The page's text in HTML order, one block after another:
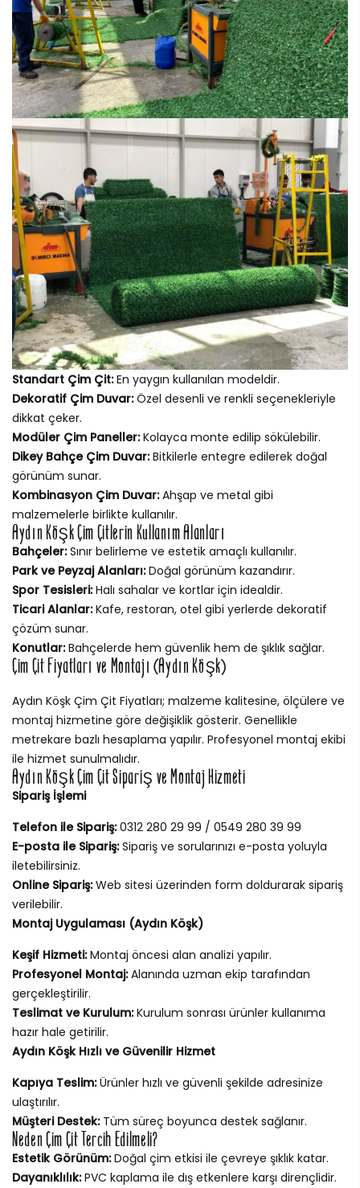
Standart Çim Çit:En yaygın kullanılan modeldir.
Dekoratif Çim Duvar:Özel desenli ve renkli seçenekleriyle
dikkat çeker.
Modüler Çim Paneller:Kolayca monte edilip sökülebilir.
Dikey Bahçe Çim Duvar:Bitkilerle entegre edilerek doğal
görünüm sunar.
Kombinasyon Çim Duvar:Ahşap ve metal gibi
malzemelerle birlikte kullanılır.
Aydın Köşk Çim Çitlerin Kullanım Alanları
Bahçeler:Sınır belirleme ve estetik amaçlı kullanılır.
Park ve Peyzaj Alanları:Doğal görünüm kazandırır.
Spor Tesisleri:Halı sahalar ve kortlar için idealdir.
Ticari Alanlar:Kafe, restoran, otel gibi yerlerde dekoratif
çözüm sunar.
Konutlar:Bahçelerde hem güvenlik hem de şıklık sağlar.
Çim Çit Fiyatları ve Montajı (Aydın Köşk)
Aydın Köşk Çim Çit Fiyatları; malzeme kalitesine, ölçülere ve
montaj hizmetine göre değişiklik gösterir. Genellikle
metrekare bazlı hesaplama yapılır. Profesyonel montaj ekibi
ile hizmet sunulmalıdır.
Aydın Köşk Çim Çit Sipariş ve Montaj Hizmeti
Sipariş İşlemi
Telefon ile Sipariş:0312 280 29 99 / 0549 280 39 99
E-posta ile Sipariş:Sipariş ve sorularınızı e-posta yoluyla
iletebilirsiniz.
Online Sipariş:Web sitesi üzerinden form doldurarak sipariş
verilebilir.
Montaj Uygulaması (Aydın Köşk)
Keşif Hizmeti:Montaj öncesi alan analizi yapılır.
Profesyonel Montaj:Alanında uzman ekip tarafından
gerçekleştirilir.
Teslimat ve Kurulum:Kurulum sonrası ürünler kullanıma
hazır hale getirilir.
Aydın Köşk Hızlı ve Güvenilir Hizmet
Kapıya Teslim:Ürünler hızlı ve güvenli şekilde adresinize
ulaştırılır.
Müşteri Destek:Tüm süreç boyunca destek sağlanır.
Neden Çim Çit Tercih Edilmeli?
Estetik Görünüm:Doğal çim etkisi ile çevreye şıklık katar.
Dayanıklılık:PVC kaplama ile dış etkenlere karşı dirençlidir.